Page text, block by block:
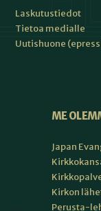
Laskutustiedot
Tietoa medialle
Uutishuone
ME
Japan
Kirkon
Perusta-